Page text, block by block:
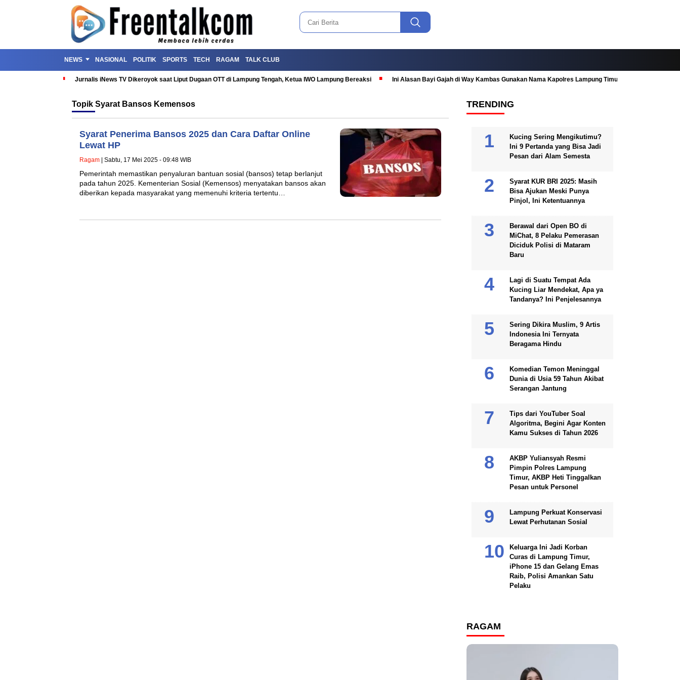
NEWS NASIONAL POLITIK SPORTS TECH RAGAM TALK CLUB
Jurnalis iNews TV Dikeroyok saat Liput Dugaan OTT di Lampung Tengah, Ketua IWO Lampung Bereaksi Ini Alasan Bayi Gajah di Way Kambas Gunakan Nama Kapolres Lampung Timur
Topik Syarat Bansos Kemensos
Syarat Penerima Bansos 2025 dan Cara Daftar Online
Lewat HP
Ragam | Sabtu, 17 Mei 2025 - 09:48 WIB
Pemerintah memastikan penyaluran bantuan sosial (bansos) tetap berlanjut
pada tahun 2025. Kementerian Sosial (Kemensos) menyatakan bansos akan
diberikan kepada masyarakat yang memenuhi kriteria tertentu…
TRENDING
Kucing Sering Mengikutimu?
Ini 9 Pertanda yang Bisa Jadi
Pesan dari Alam Semesta
Syarat KUR BRI 2025: Masih
Bisa Ajukan Meski Punya
Pinjol, Ini Ketentuannya
Berawal dari Open BO di
MiChat, 8 Pelaku Pemerasan
Diciduk Polisi di Mataram
Baru
Lagi di Suatu Tempat Ada
Kucing Liar Mendekat, Apa ya
Tandanya? Ini Penjelesannya
Sering Dikira Muslim, 9 Artis
Indonesia Ini Ternyata
Beragama Hindu
Komedian Temon Meninggal
Dunia di Usia 59 Tahun Akibat
Serangan Jantung
Tips dari YouTuber Soal
Algoritma, Begini Agar Konten
Kamu Sukses di Tahun 2026
AKBP Yuliansyah Resmi
Pimpin Polres Lampung
Timur, AKBP Heti Tinggalkan
Pesan untuk Personel
Lampung Perkuat Konservasi
Lewat Perhutanan Sosial
Keluarga Ini Jadi Korban
Curas di Lampung Timur,
iPhone 15 dan Gelang Emas
Raib, Polisi Amankan Satu
Pelaku
RAGAM